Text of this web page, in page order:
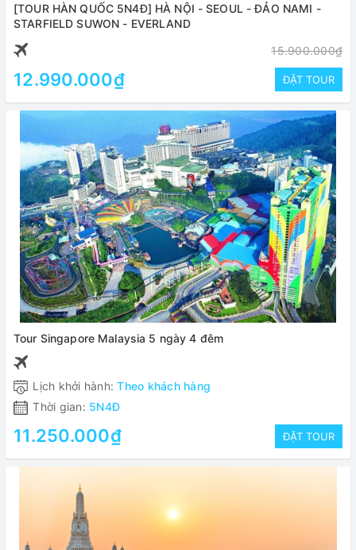
[TOUR HÀN QUỐC 5N4Đ] HÀ NỘI - SEOUL - ĐẢO NAMI -
STARFIELD SUWON - EVERLAND
15.900.000₫
12.990.000₫ ĐẶT TOUR
Tour Singapore Malaysia 5 ngày 4 đêm
Lịch khởi hành:Theo khách hàng
Thời gian: 5N4Đ
11.250.000₫ ĐẶT TOUR